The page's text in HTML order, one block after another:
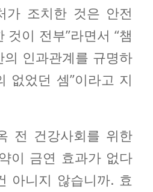
가 조치한 것은 안전
것이 전부”라면서 “챔
인과관계를 규명하
없었던 셈”이라고 지
전 건강사회를 위한
이 금연 효과가 없다
아니지 않습니까. 효